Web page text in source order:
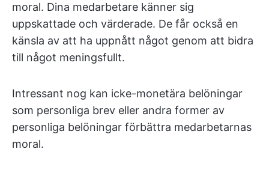
moral. Dina medarbetare känner sig
uppskattade och värderade. De får också en
känsla av att ha uppnått något genom att bidra
till något meningsfullt.
Intressant nog kan icke-monetära belöningar
som personliga brev eller andra former av
personliga belöningar förbättra medarbetarnas
moral.